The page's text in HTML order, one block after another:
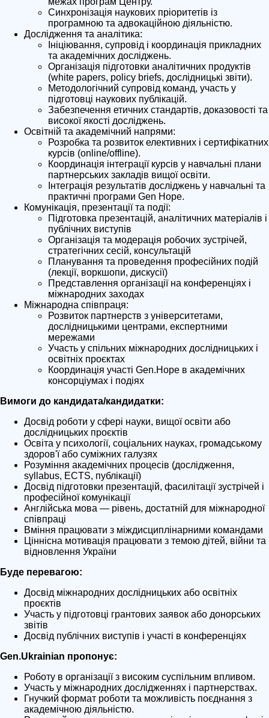
Синхронізація наукових пріоритетів із
програмною та адвокаційною діяльністю.
Дослідження та аналітика:
Ініціювання, супровід і координація прикладних
та академічних досліджень.
Організація підготовки аналітичних продуктів
(white papers, policy briefs, дослідницькі звіти).
Методологічний супровід команд, участь у
підготовці наукових публікацій.
Забезпечення етичних стандартів, доказовості та
високої якості досліджень.
Освітній та академічний напрями:
Розробка та розвиток елективних і сертифікатних
курсів (online/offline).
Координація інтеграції курсів у навчальні плани
партнерських закладів вищої освіти.
Інтеграція результатів досліджень у навчальні та
практичні програми Gen Hope.
Комунікація, презентації та події:
Підготовка презентацій, аналітичних матеріалів і
публічних виступів
Організація та модерація робочих зустрічей,
стратегічних сесій, консультацій
Планування та проведення професійних подій
(лекції, воркшопи, дискусії)
Представлення організації на конференціях і
міжнародних заходах
Міжнародна співпраця:
Розвиток партнерств з університетами,
дослідницькими центрами, експертними
мережами
Участь у спільних міжнародних дослідницьких і
освітніх проєктах
Координація участі Gen.Hope в академічних
консорціумах і подіях
Вимоги до кандидата/кандидатки:
Досвід роботи у сфері науки, вищої освіти або
дослідницьких проєктів
Освіта у психології, соціальних науках, громадському
здоров'ї або суміжних галузях
Розуміння академічних процесів (дослідження,
syllabus, ECTS, публікації)
Досвід підготовки презентацій, фасилітації зустрічей і
професійної комунікації
Англійська мова — рівень, достатній для міжнародної
співпраці
Вміння працювати з міждисциплінарними командами
Ціннісна мотивація працювати з темою дітей, війни та
відновлення України
Буде перевагою:
Досвід міжнародних дослідницьких або освітніх
проєктів
Участь у підготовці грантових заявок або донорських
звітів
Досвід публічних виступів і участі в конференціях
Gen.Ukrainian пропонує:
Роботу в організації з високим суспільним впливом.
Участь у міжнародних дослідженнях і партнерствах.
Гнучкий формат роботи та можливість поєднання з
академічною діяльністю.